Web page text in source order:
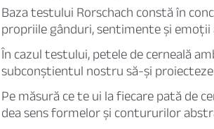
Baza testului Rorschach constă în
propriile gânduri, sentimente și
În cazul testului, petele de cerneală
subconștientul nostru să-și
Pe măsură ce te ui la fiecare pată de
dea sens formelor și contururilor